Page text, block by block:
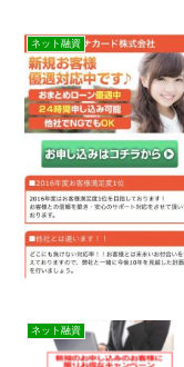
ネット融資
ネット融資